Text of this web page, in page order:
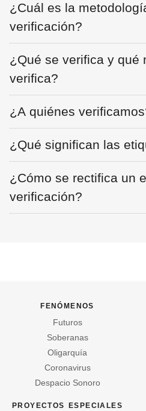
¿Cuál es la
verificación?
¿Qué se verifica y qué
verifica?
¿A quiénes
¿Qué significan las
¿Cómo se rectifica un
verificación?
fenómenos
Futuros
Soberanas
Oligarquía
Coronavirus
Despacio Sonoro
proyectos especiales